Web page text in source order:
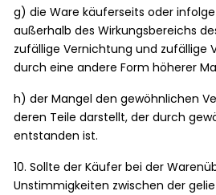
g) die Ware käuferseits oder
außerhalb des Wirkungsbereichs
zufällige Vernichtung und zufällige
durch eine andere Form höherer
h) der Mangel den gewöhnlichen
deren Teile darstellt, der durch
entstanden ist.
10. Sollte der Käufer bei der
Unstimmigkeiten zwischen der